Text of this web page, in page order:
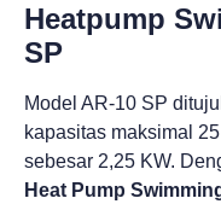
Heatpump
SP
Model AR-10 SP
kapasitas maksimal
sebesar 2,25 KW.
Heat Pump